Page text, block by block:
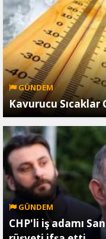
GÜNDEM
Kavurucu Sıcaklar
GÜNDEM
CHP'li iş adamı